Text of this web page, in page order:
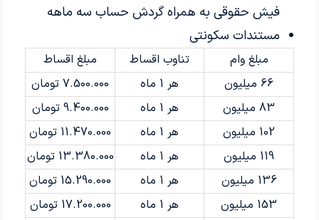
فیش حقوقی به همراه گردش حساب سه ماهه
مستندات سکونتی
مبلغ وام تناوب اقساط
مبلغ اقساط
66 میلیون
هر 1 ماه
7.500.000 تومان
83 میلیون
هر 1 ماه
9.400.000 تومان
102 میلیون
هر 1 ماه
11.470.000 تومان
119 میلیون
هر 1 ماه
13.380.000 تومان
136 میلیون
هر 1 ماه
15.290.000 تومان
153 میلیون
هر 1 ماه
17.200.000 تومان